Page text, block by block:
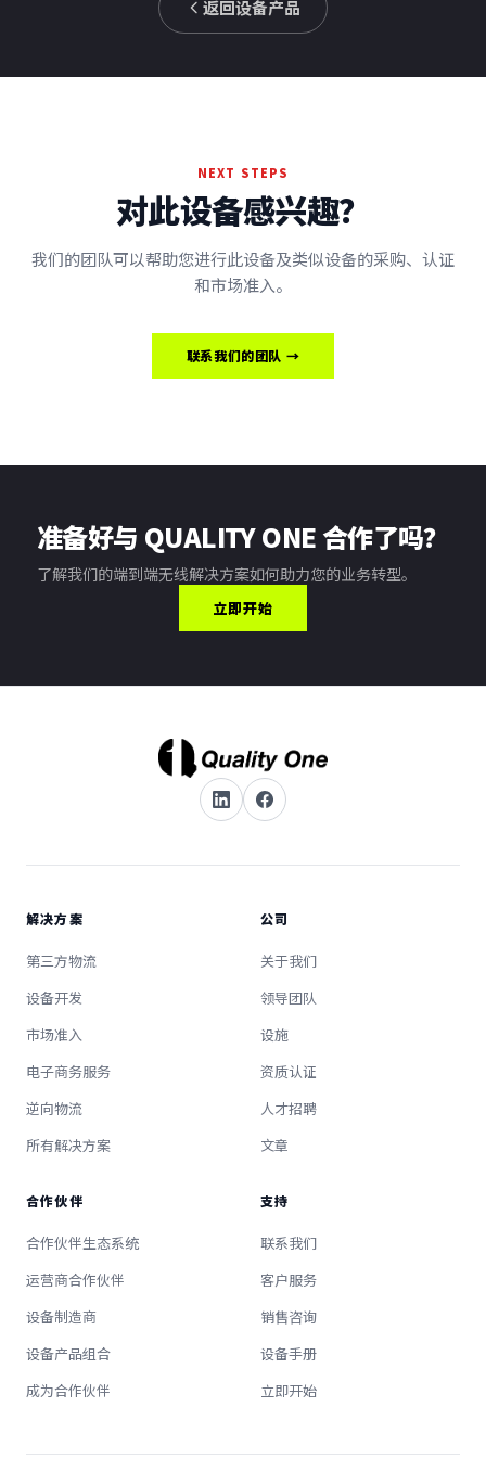
返回设备产品
NEXT STEPS
对此设备感兴趣？
我们的团队可以帮助您进行此设备及类似设备的采购、认证
和市场准入。
联系我们的团队 →
准备好与 QUALITY ONE 合作了吗？
了解我们的端到端无线解决方案如何助力您的业务转型。
立即开始
解决方案
第三方物流
设备开发
市场准入
电子商务服务
逆向物流
所有解决方案
公司
关于我们
领导团队
设施
资质认证
人才招聘
文章
合作伙伴
合作伙伴生态系统
运营商合作伙伴
设备制造商
设备产品组合
成为合作伙伴
支持
联系我们
客户服务
销售咨询
设备手册
立即开始